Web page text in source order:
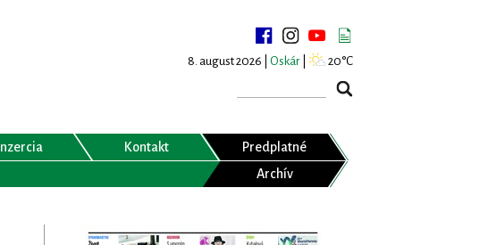
8. august 2026 | Oskár 20°C
Inzercia Kontakt
Predplatné
Archív